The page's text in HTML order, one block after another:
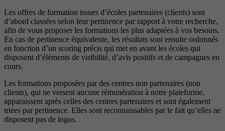
Les offres de formation issues d’écoles partenaires (clients) sont
d’abord classées selon leur pertinence par rapport à votre recherche,
afin de vous proposer les formations les plus adaptées à vos besoins.
En cas de pertinence équivalente, les résultats sont ensuite ordonnés
en fonction d’un scoring précis qui met en avant les écoles qui
disposent d’éléments de visibilité, d’avis positifs et de campagnes en
cours.
Les formations proposées par des centres non partenaires (non
clients), qui ne versent aucune rémunération à notre plateforme,
apparaissent après celles des centres partenaires et sont également
triées par pertinence. Elles sont reconnaissables par le fait qu’elles ne
disposent pas de logos.